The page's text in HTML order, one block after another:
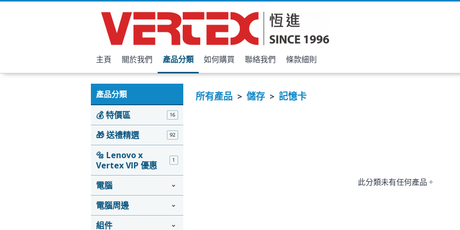
主頁 關於我們 產品分類 如何購買 聯絡我們 條款細則
產品分類
💰 特價區 16
🎁 送禮精選 92
🔩 Lenovo x
Vertex VIP 優惠
1
電腦
電腦周邊
組件
所有產品 > 儲存 > 記憶卡
此分類未有任何產品。